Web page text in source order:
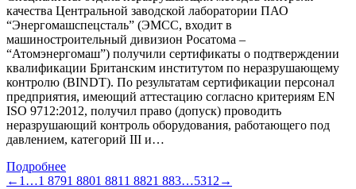
качества Центральной заводской лаборатории ПАО
“Энергомашспецсталь” (ЭМСС, входит в
машиностроительный дивизион Росатома –
“Атомэнергомаш”) получили сертификаты о подтверждении
квалификации Британским институтом по неразрушающему
контролю (BINDT). По результатам сертификации персонал
предприятия, имеющий аттестацию согласно критериям EN
ISO 9712:2012, получил право (допуск) проводить
неразрушающий контроль оборудования, работающего под
давлением, категорий III и…
Подробнее
← 1 …1 8791 8801 881 1 8821 883…5312 →